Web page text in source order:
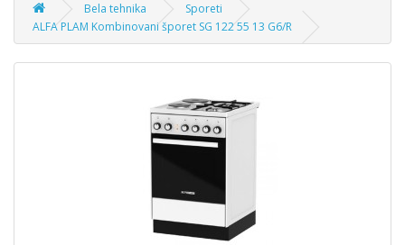
Bela tehnika
Sporeti
ALFA PLAM Kombinovani šporet SG 122 55 13 G6/R